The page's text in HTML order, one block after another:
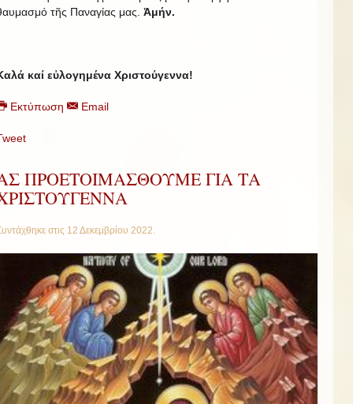
τῆς Παναγίας μας. Ἀμήν.
καί εὐλογημένα Χριστούγεννα!
Εκτύπωση Email
ΠΡΟΕΤΟΙΜΑΣΘΟΥΜΕ ΓΙΑ ΤΑ
στις 12 Δεκεμβρίου 2022.